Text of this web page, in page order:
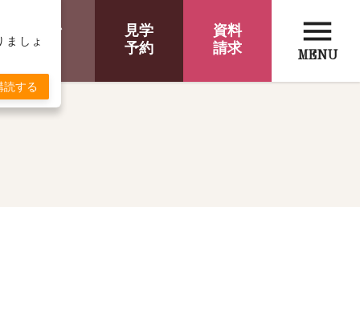
ンライン
相談
見学
予約
資料
請求
menu
MENU
しょ
読する